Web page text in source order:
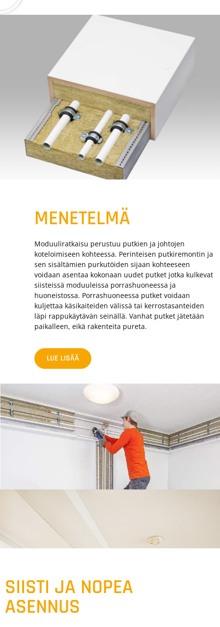
MENETELMÄ
Moduuliratkaisu perustuu putkien ja johtojen
koteloimiseen kohteessa. Perinteisen putkiremontin ja
sen sisältämien purkutöiden sijaan kohteeseen
voidaan asentaa kokonaan uudet putket jotka kulkevat
siisteissä moduuleissa porrashuoneessa ja
huoneistossa. Porrashuoneessa putket voidaan
kuljettaa käsikaiteiden välissä tai kerrostasanteiden
läpi rappukäytävän seinällä. Vanhat putket jätetään
paikalleen, eikä rakenteita pureta.
LUE LISÄÄ
SIISTI JA NOPEA
ASENNUS